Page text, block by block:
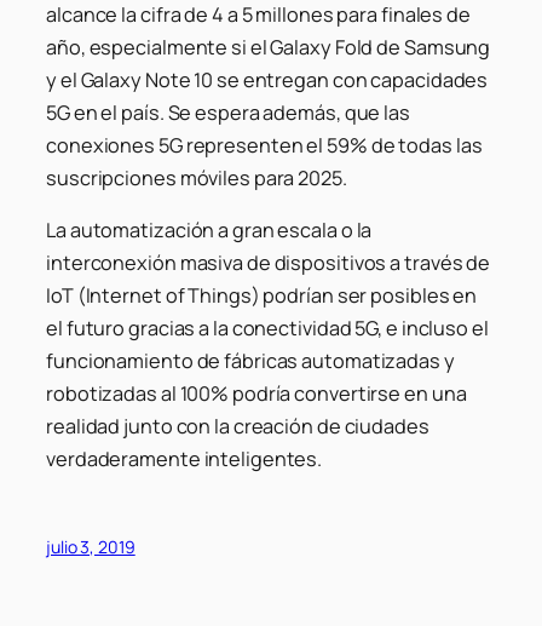
alcance la cifra de 4 a 5 millones para finales de
año, especialmente si el Galaxy Fold de Samsung
y el Galaxy Note 10 se entregan con capacidades
5G en el país. Se espera además, que las
conexiones 5G representen el 59% de todas las
suscripciones móviles para 2025.
La automatización a gran escala o la
interconexión masiva de dispositivos a través de
IoT (Internet of Things) podrían ser posibles en
el futuro gracias a la conectividad 5G, e incluso el
funcionamiento de fábricas automatizadas y
robotizadas al 100% podría convertirse en una
realidad junto con la creación de ciudades
verdaderamente inteligentes.
julio 3, 2019